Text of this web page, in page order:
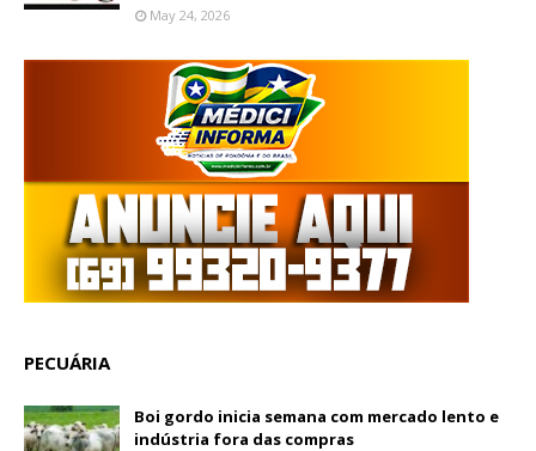
May 24, 2026
PECUÁRIA
Boi gordo inicia semana com mercado lento e
indústria fora das compras